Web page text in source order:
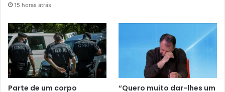
15 horas atrás
Parte de um corpo “Quero muito dar-lhes um